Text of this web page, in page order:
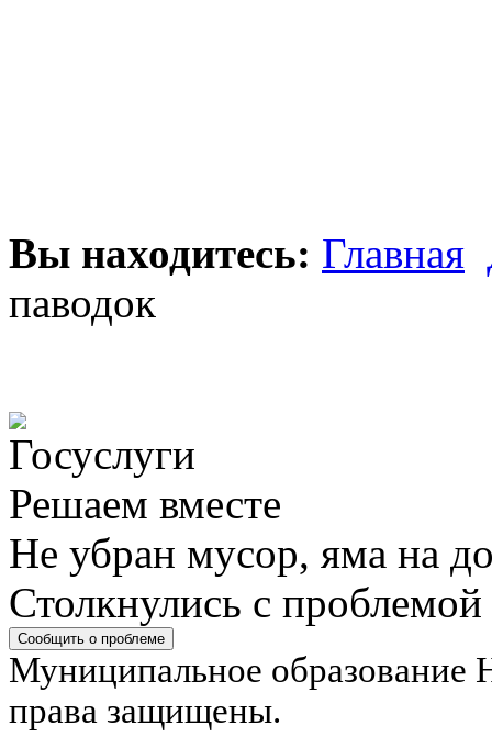
Вы находитесь: Главная
паводок
Решаем вместе
Не убран мусор, яма на
Столкнулись с
Сообщить о проблеме
Муниципальное образование
права защищены.